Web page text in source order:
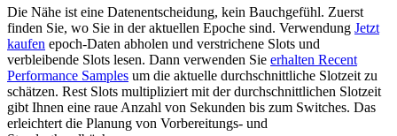
Die Nähe ist eine Datenentscheidung, kein Bauchgefühl. Zuerst
finden Sie, wo Sie in der aktuellen Epoche sind. Verwendung Jetzt
kaufen epoch-Daten abholen und verstrichene Slots und
verbleibende Slots lesen. Dann verwenden Sie erhalten Recent
Performance Samples um die aktuelle durchschnittliche Slotzeit zu
schätzen. Rest Slots multipliziert mit der durchschnittlichen Slotzeit
gibt Ihnen eine raue Anzahl von Sekunden bis zum Switches. Das
erleichtert die Planung von Vorbereitungs- und